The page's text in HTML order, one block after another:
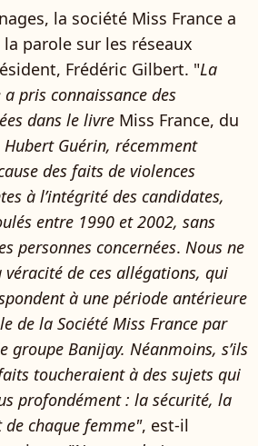
la société Miss France a
parole sur les réseaux
Frédéric Gilbert. "La
a pris connaissance des
dans le livre Miss France, du
Hubert Guérin, récemment
des faits de violences
à l’intégrité des candidates,
entre 1990 et 2002, sans
personnes concernées. Nous ne
de ces allégations, qui
à une période antérieure
de la Société Miss France par
groupe Banijay. Néanmoins, s’ils
toucheraient à des sujets qui
profondément : la sécurité, la
chaque femme", est-il